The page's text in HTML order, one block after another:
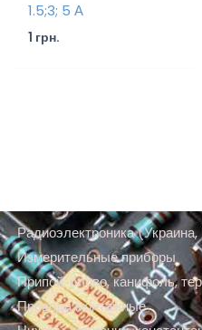
1.5;3; 5 А
1 грн.
Радиоэлектроника
Измерительные приборы
Припой, олово, канифоль,
Провода монтажные